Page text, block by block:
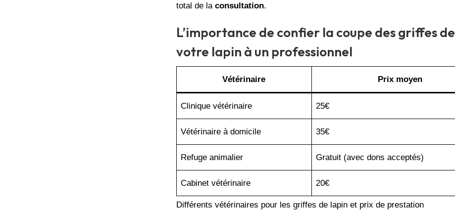
total de la consultation.
L’importance de confier la coupe des griffes de
votre lapin à un professionnel
Vétérinaire Prix moyen
Clinique vétérinaire 25€
Vétérinaire à domicile 35€
Refuge animalier Gratuit (avec dons acceptés)
Cabinet vétérinaire 20€
Différents vétérinaires pour les griffes de lapin et prix de prestation